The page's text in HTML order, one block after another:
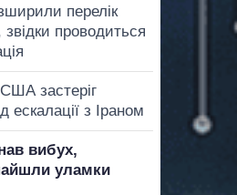
перелік
звідки проводиться
застеріг
ескалації з Іраном
вибух,
уламки